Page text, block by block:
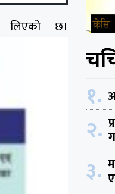
लिएको छ।
१.
२.
३.